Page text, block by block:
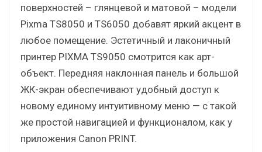
поверхностей – глянцевой и матовой – модели
Pixma TS8050 и TS6050 добавят яркий акцент в
любое помещение. Эстетичный и лаконичный
принтер PIXMA TS9050 смотрится как арт-
объект. Передняя наклонная панель и большой
ЖК-экран обеспечивают удобный доступ к
новому единому интуитивному меню — с такой
же простой навигацией и функционалом, как у
приложения Canon PRINT.